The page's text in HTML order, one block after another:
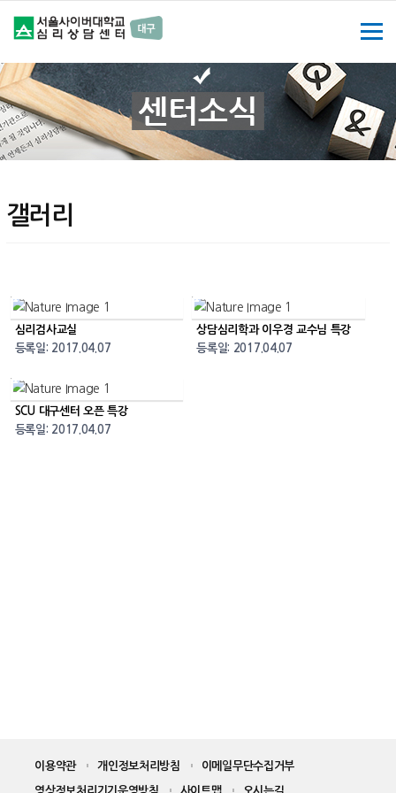
갤러리
심리검사교실
등록일: 2017.04.07
상담심리학과 이우경 교수님 특강
등록일: 2017.04.07
SCU 대구센터 오픈 특강
등록일: 2017.04.07
이용약관 개인정보처리방침 이메일무단수집거부